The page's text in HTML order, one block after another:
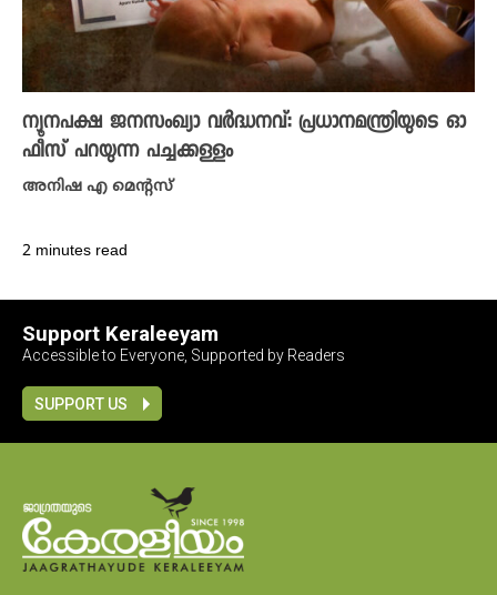
ന്യൂനപക്ഷ ജനസംഖ്യാ വർദ്ധനവ്: പ്രധാനമന്ത്രിയുടെ ഓ
ഫീസ് പറയുന്ന പച്ചക്കള്ളം
അനിഷ എ മെന്റസ്
2 minutes read
Support Keraleeyam
Accessible to Everyone, Supported by Readers
SUPPORT US